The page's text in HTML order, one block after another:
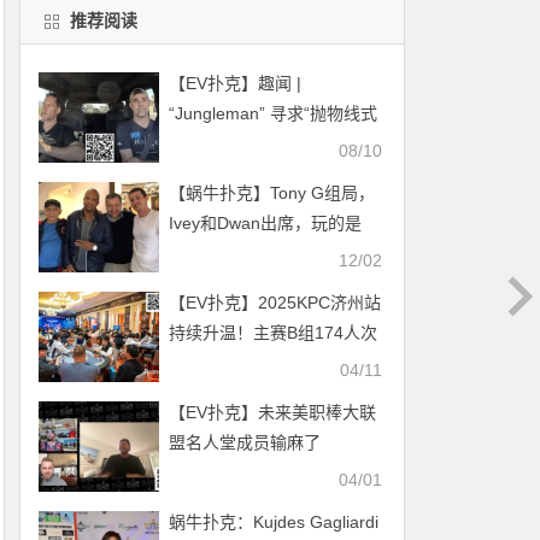
推荐阅读
【EV扑克】趣闻 |
“Jungleman” 寻求“抛物线式
08/10
【蜗牛扑克】Tony G组局，
Ivey和Dwan出席，玩的是
12/02
【EV扑克】2025KPC济州站
持续升温！主赛B组174人次
同台竞技演绎刀光剑影，余
人晋级！
04/11
【EV扑克】未来美职棒大联
盟名人堂成员输麻了
04/01
蜗牛扑克：Kujdes Gagliardi